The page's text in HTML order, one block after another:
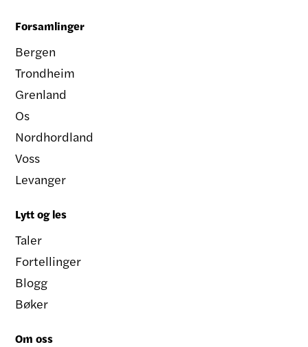
Forsamlinger
Bergen
Trondheim
Grenland
Os
Nordhordland
Voss
Levanger
Lytt og les
Taler
Fortellinger
Blogg
Bøker
Om oss